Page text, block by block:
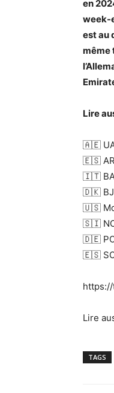
en
week-
est au
même
Lire
🇦🇪
🇪🇸
🇮🇹
🇩🇰
🇺🇸
🇸🇮
🇩🇪
🇪🇸
Lire
TAGS